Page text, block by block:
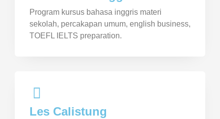
Program kursus bahasa inggris materi
sekolah, percakapan umum, english business,
TOEFL IELTS preparation.
Les Calistung